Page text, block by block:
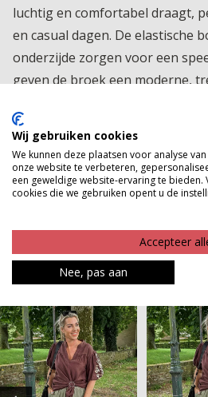
luchtig en comfortabel draagt,
en casual dagen. De elastische
onderzijde zorgen voor een
geven de broek een moderne,
cargo zakken maken ?m
alleen een stoere touch, maar
praktisch. Ideaal om eindeloos
jouw favoriete mix & match set!
Product kenmerken
MAAK JE LOOK
Wij gebruiken cookies
We kunnen deze plaatsen voor analyse
onze website te verbeteren,
een geweldige website-ervaring te
cookies die we gebruiken opent u de
Accepteer
Nee, pas aan